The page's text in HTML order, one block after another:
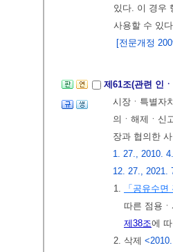
있다. 이 경우
사용할 수 있
[전문개정
제61조(관련 인
시장ㆍ특별자
의ㆍ해제ㆍ신
장과 협의한
1. 27., 2010.
12. 27., 2021.
1.
「공유수
따른 점용
제38조에
2. 삭제